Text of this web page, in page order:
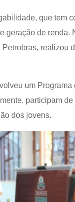
que tem
geração de renda.
realizou
um
participam
dos jovens.